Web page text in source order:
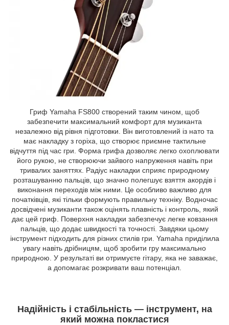
Гриф Yamaha FS800 створений таким чином, щоб
забезпечити максимальний комфорт для музиканта
незалежно від рівня підготовки. Він виготовлений із нато та
має накладку з горіха, що створює приємне тактильне
відчуття під час гри. Форма грифа дозволяє легко охоплювати
його рукою, не створюючи зайвого напруження навіть при
тривалих заняттях. Радіус накладки сприяє природному
розташуванню пальців, що значно полегшує взяття акордів і
виконання переходів між ними. Це особливо важливо для
початківців, які тільки формують правильну техніку. Водночас
досвідчені музиканти також оцінять плавність і контроль, який
дає цей гриф. Поверхня накладки забезпечує легке ковзання
пальців, що додає швидкості та точності. Завдяки цьому
інструмент підходить для різних стилів гри. Yamaha приділила
увагу навіть дрібницям, щоб зробити гру максимально
природною. У результаті ви отримуєте гітару, яка не заважає,
а допомагає розкривати ваш потенціал.
Надійність і стабільність — інструмент, на
який можна покластися